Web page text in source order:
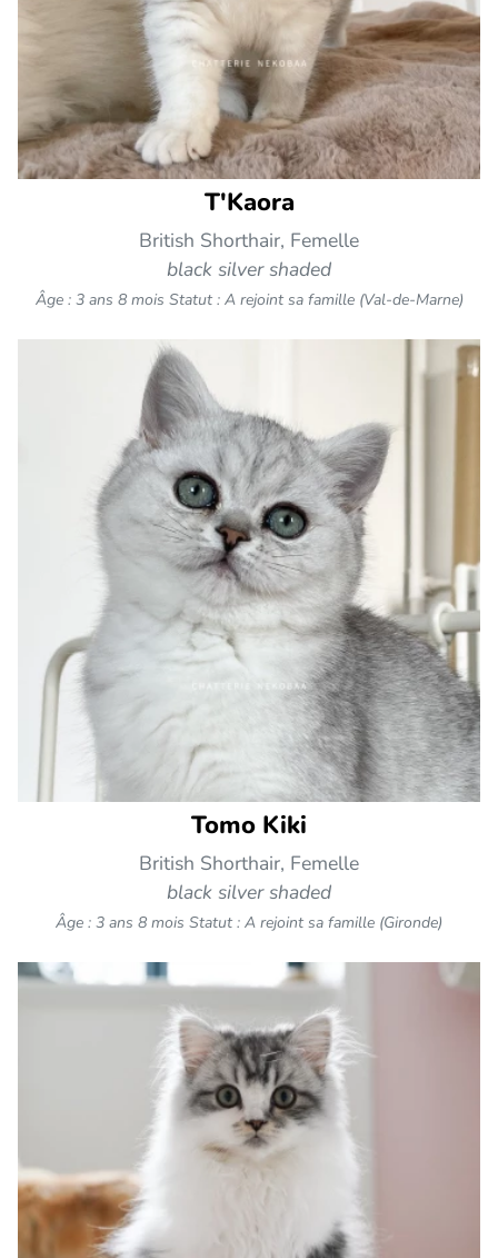
T'Kaora
British Shorthair, Femelle
black silver shaded
Âge : 3 ans 8 mois Statut : A rejoint sa famille (Val-de-Marne)
Tomo Kiki
British Shorthair, Femelle
black silver shaded
Âge : 3 ans 8 mois Statut : A rejoint sa famille (Gironde)